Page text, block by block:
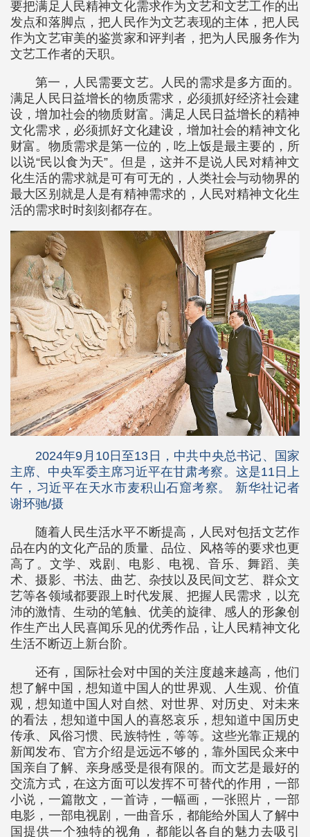
要把满足人民精神文化需求作为文艺和文艺工作的出
发点和落脚点，把人民作为文艺表现的主体，把人民
作为文艺审美的鉴赏家和评判者，把为人民服务作为
文艺工作者的天职。
第一，人民需要文艺。人民的需求是多方面的。
满足人民日益增长的物质需求，必须抓好经济社会建
设，增加社会的物质财富。满足人民日益增长的精神
文化需求，必须抓好文化建设，增加社会的精神文化
财富。物质需求是第一位的，吃上饭是最主要的，所
以说“民以食为天”。但是，这并不是说人民对精神文
化生活的需求就是可有可无的，人类社会与动物界的
最大区别就是人是有精神需求的，人民对精神文化生
活的需求时时刻刻都存在。
2024年9月10日至13日，中共中央总书记、国家
主席、中央军委主席习近平在甘肃考察。这是11日上
午，习近平在天水市麦积山石窟考察。 新华社记者
谢环驰/摄
随着人民生活水平不断提高，人民对包括文艺作
品在内的文化产品的质量、品位、风格等的要求也更
高了。文学、戏剧、电影、电视、音乐、舞蹈、美
术、摄影、书法、曲艺、杂技以及民间文艺、群众文
艺等各领域都要跟上时代发展、把握人民需求，以充
沛的激情、生动的笔触、优美的旋律、感人的形象创
作生产出人民喜闻乐见的优秀作品，让人民精神文化
生活不断迈上新台阶。
还有，国际社会对中国的关注度越来越高，他们
想了解中国，想知道中国人的世界观、人生观、价值
观，想知道中国人对自然、对世界、对历史、对未来
的看法，想知道中国人的喜怒哀乐，想知道中国历史
传承、风俗习惯、民族特性，等等。这些光靠正规的
新闻发布、官方介绍是远远不够的，靠外国民众来中
国亲自了解、亲身感受是很有限的。而文艺是最好的
交流方式，在这方面可以发挥不可替代的作用，一部
小说，一篇散文，一首诗，一幅画，一张照片，一部
电影，一部电视剧，一曲音乐，都能给外国人了解中
国提供一个独特的视角，都能以各自的魅力去吸引